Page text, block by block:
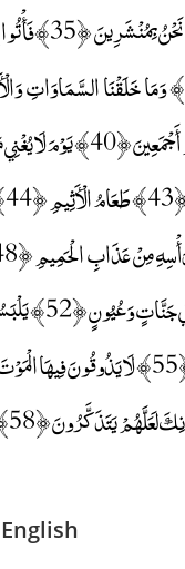
مِنَ الْآيَاتِ مَا فِيهِ بَلَاءٌ
﴿36﴾ أَهُمْ خَيْرٌ أَمْ قَوْمُ تُبَّعٍ وَالَّذِينَ مِنْ قَبْلِهِمْ ۚ أَهْلَكْنَاهُمْ ۖ إِنَّهُمْ
﴿38﴾ مَا خَلَقْنَاهُمَا إِلَّا بِالْحَقِّ وَلَٰكِنَّ أَكْثَرَهُمْ
الْكَرِيمُ ﴿49﴾ إِنَّ هَٰذَا
مُتَقَابِلِينَ ﴿53﴾ كَذَٰلِكَ وَزَوَّجْنَاهُمْ بِحُورٍ عِينٍ ﴿54﴾ يَدْعُونَ فِيهَا